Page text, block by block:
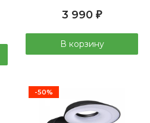
3 990 ₽
В корзину
-50%